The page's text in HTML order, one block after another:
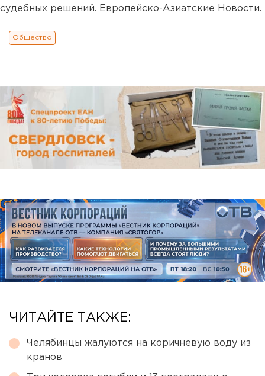
судебных решений. Европейско-Азиатские Новости.
Общество
ЧИТАЙТЕ ТАКЖЕ:
Челябинцы жалуются на коричневую воду из
кранов